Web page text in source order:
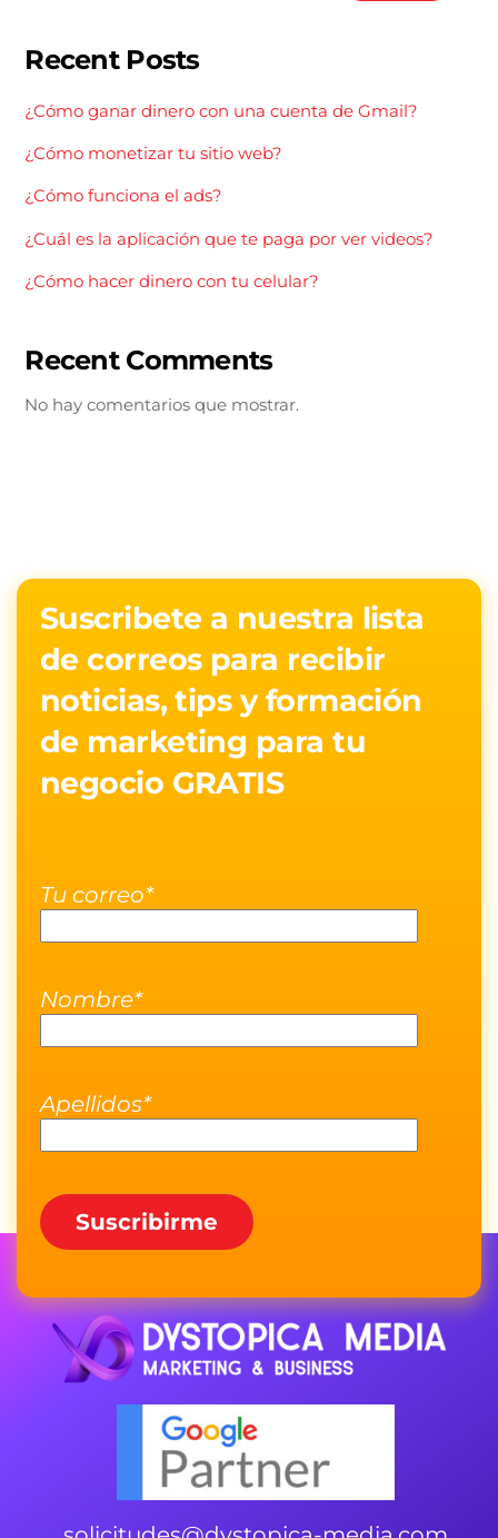
Recent Posts
¿Cómo ganar dinero con una cuenta de Gmail?
¿Cómo monetizar tu sitio web?
¿Cómo funciona el ads?
¿Cuál es la aplicación que te paga por ver videos?
¿Cómo hacer dinero con tu celular?
Recent Comments
No hay comentarios que mostrar.
Suscribete a nuestra lista
de correos para recibir
noticias, tips y formación
de marketing para tu
negocio GRATIS
Tu correo*
Nombre*
Apellidos*